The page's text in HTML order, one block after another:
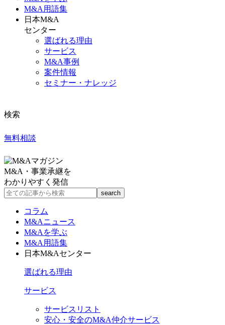
M&A 用語集
日本M&A
センター
選ばれる理由
サービス
M&A事例
案件情報
セミナー・ナレッジ
検索
無料相談
M&A・事業承継を
わかりやすく発信
コラム
M&Aニュース
M&Aを学ぶ
M&A用語集
日本M&Aセンター
選ばれる理由
サービス
サービスリスト
安心・安全のM&A仲介サービス